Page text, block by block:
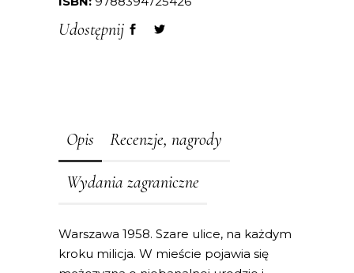
Udostępnij
Opis Recenzje, nagrody
Wydania zagraniczne
Warszawa 1958. Szare ulice, na każdym
kroku milicja. W mieście pojawia się